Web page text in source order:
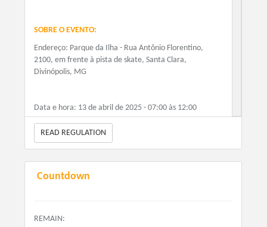
SOBRE O EVENTO:
Endereço: Parque da Ilha - Rua Antônio Florentino,
2100, em frente à pista de skate, Santa Clara,
Divinópolis, MG
Data e hora: 13 de abril de 2025 - 07:00 às 12:00
Distâncias:Corrida 8KM
VALORES:
1° Lote (até 09/01/2025): R$50,00
3° Lote (até 10/04/2025): R$70,00
READ REGULATION
Countdown
REMAIN: